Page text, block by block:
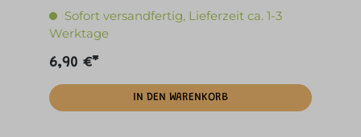
Sofort versandfertig, Lieferzeit ca. 1-3
Werktage
6,90 €*
IN DEN WARENKORB